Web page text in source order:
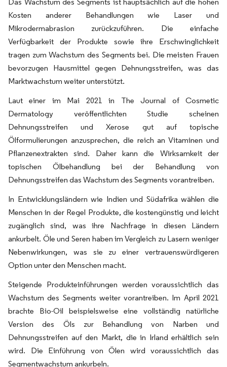
Kosten anderer Behandlungen wie Laser und
Mikrodermabrasion zurückzuführen. Die einfache
Verfügbarkeit der Produkte sowie ihre Erschwinglichkeit
tragen zum Wachstum des Segments bei. Die meisten Frauen
bevorzugen Hausmittel gegen Dehnungsstreifen, was das
Marktwachstum weiter unterstützt.
Laut einer im Mai 2021 in The Journal of Cosmetic
Dermatology veröffentlichten Studie scheinen
Dehnungsstreifen und Xerose gut auf topische
Ölformulierungen anzusprechen, die reich an Vitaminen und
Pflanzenextrakten sind. Daher kann die Wirksamkeit der
topischen Ölbehandlung bei der Behandlung von
Dehnungsstreifen das Wachstum des Segments vorantreiben.
In Entwicklungsländern wie Indien und Südafrika wählen die
Menschen in der Regel Produkte, die kostengünstig und leicht
zugänglich sind, was ihre Nachfrage in diesen Ländern
ankurbelt. Öle und Seren haben im Vergleich zu Lasern weniger
Nebenwirkungen, was sie zu einer vertrauenswürdigeren
Option unter den Menschen macht.
Steigende Produkteinführungen werden voraussichtlich das
Wachstum des Segments weiter vorantreiben. Im April 2021
brachte Bio-Oil beispielsweise eine vollständig natürliche
Version des Öls zur Behandlung von Narben und
Dehnungsstreifen auf den Markt, die in Irland erhältlich sein
wird. Die Einführung von Ölen wird voraussichtlich das
Segmentwachstum ankurbeln.